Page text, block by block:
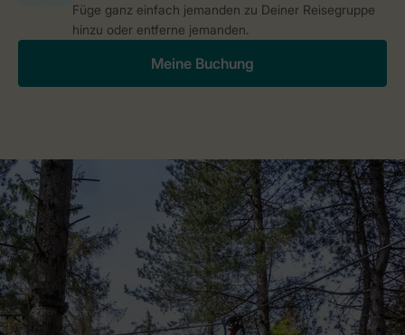
Füge ganz einfach jemanden zu Deiner Reisegruppe
hinzu oder entferne jemanden.
Meine Buchung